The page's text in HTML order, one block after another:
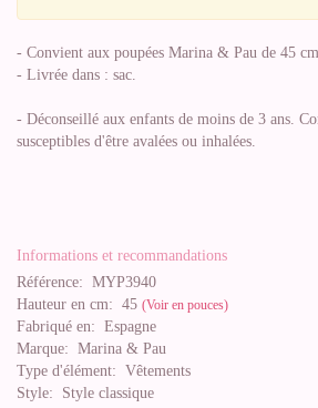
- Convient aux poupées Marina & Pau de 45
- Livrée dans : sac.
- Déconseillé aux enfants de moins de 3 ans.
susceptibles d'être avalées ou inhalées.
Informations et recommandations
Référence: MYP3940
Hauteur en cm: 45 (Voir en pouces)
Fabriqué en: Espagne
Marque: Marina & Pau
Type d'élément: Vêtements
Style: Style classique